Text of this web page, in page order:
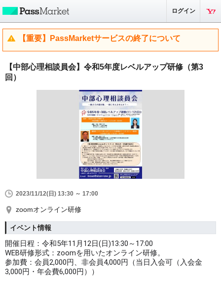
ログイン
【重要】PassMarketサービスの終了について
【中部心理相談員会】令和5年度レベルアップ研修（第3
回）
2023/11/12(日) 13:30 ～ 17:00
zoomオンライン研修
イベント情報
開催日程：令和5年11月12日(日)13:30～17:00
WEB研修形式：zoomを用いたオンライン研修。
参加費：会員2,000円、非会員4,000円（当日入会可（入会金
3,000円・年会費6,000円））